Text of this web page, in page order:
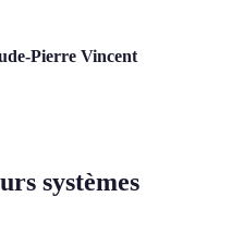
Pierre Vincent
systèmes